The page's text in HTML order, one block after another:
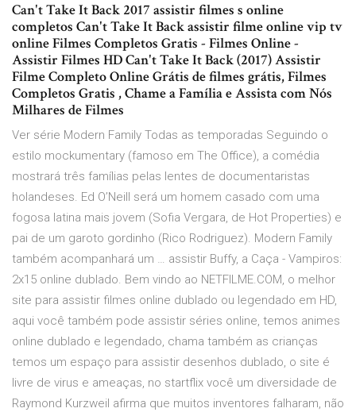
Can't Take It Back 2017 assistir filmes s online
completos Can't Take It Back assistir filme online vip tv
online Filmes Completos Gratis - Filmes Online -
Assistir Filmes HD Can't Take It Back (2017) Assistir
Filme Completo Online Grátis de filmes grátis, Filmes
Completos Gratis , Chame a Família e Assista com Nós
Milhares de Filmes
Ver série Modern Family Todas as temporadas Seguindo o
estilo mockumentary (famoso em The Office), a comédia
mostrará três famílias pelas lentes de documentaristas
holandeses. Ed O’Neill será um homem casado com uma
fogosa latina mais jovem (Sofia Vergara, de Hot Properties) e
pai de um garoto gordinho (Rico Rodriguez). Modern Family
também acompanhará um … assistir Buffy, a Caça - Vampiros:
2x15 online dublado. Bem vindo ao NETFILME.COM, o melhor
site para assistir filmes online dublado ou legendado em HD,
aqui você também pode assistir séries online, temos animes
online dublado e legendado, chama também as crianças
temos um espaço para assistir desenhos dublado, o site é
livre de virus e ameaças, no startflix você um diversidade de
Raymond Kurzweil afirma que muitos inventores falharam, não